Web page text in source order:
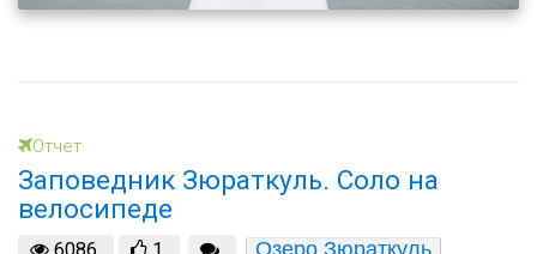
Отчет
Заповедник Зюраткуль. Соло на
велосипеде